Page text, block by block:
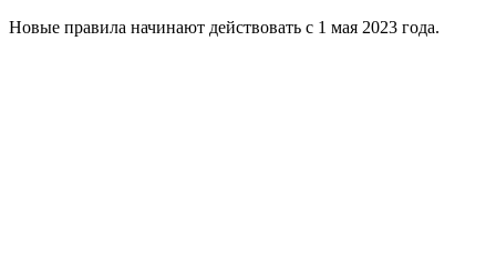
Новые правила начинают действовать с 1 мая 2023 года.